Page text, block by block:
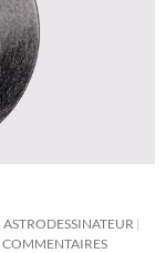
ASTRODESSINATEUR
COMMENTAIRES